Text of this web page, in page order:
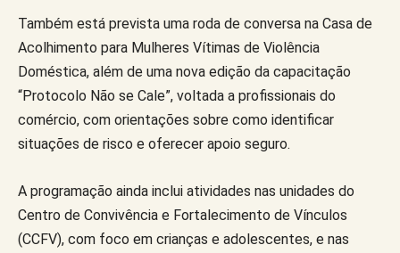
Também está prevista uma roda de conversa na Casa de
Acolhimento para Mulheres Vítimas de Violência
Doméstica, além de uma nova edição da capacitação
“Protocolo Não se Cale”, voltada a profissionais do
comércio, com orientações sobre como identificar
situações de risco e oferecer apoio seguro.
A programação ainda inclui atividades nas unidades do
Centro de Convivência e Fortalecimento de Vínculos
(CCFV), com foco em crianças e adolescentes, e nas